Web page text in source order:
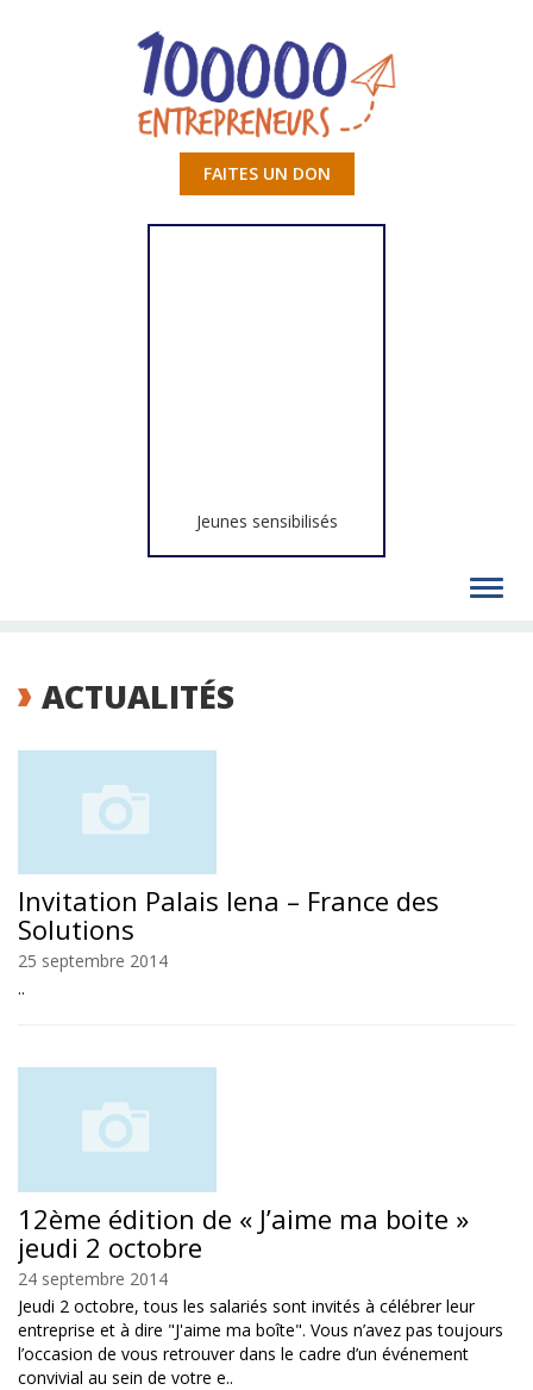
FAITES UN DON
Jeunes sensibilisés
ACTUALITÉS
Invitation Palais Iena – France des
Solutions
25 septembre 2014
..
12ème édition de « J’aime ma boite »
jeudi 2 octobre
24 septembre 2014
Jeudi 2 octobre, tous les salariés sont invités à célébrer leur
entreprise et à dire "J'aime ma boîte". Vous n’avez pas toujours
l’occasion de vous retrouver dans le cadre d’un événement
convivial au sein de votre e..